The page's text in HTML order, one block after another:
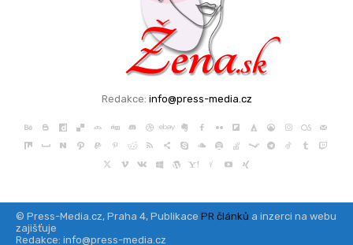
Redakce: info@press-media.cz
© Press-Media.cz, Praha 4, Publikace PR článků a inzerci na webu
zajišťuje
Redakce: info@press-media.cz